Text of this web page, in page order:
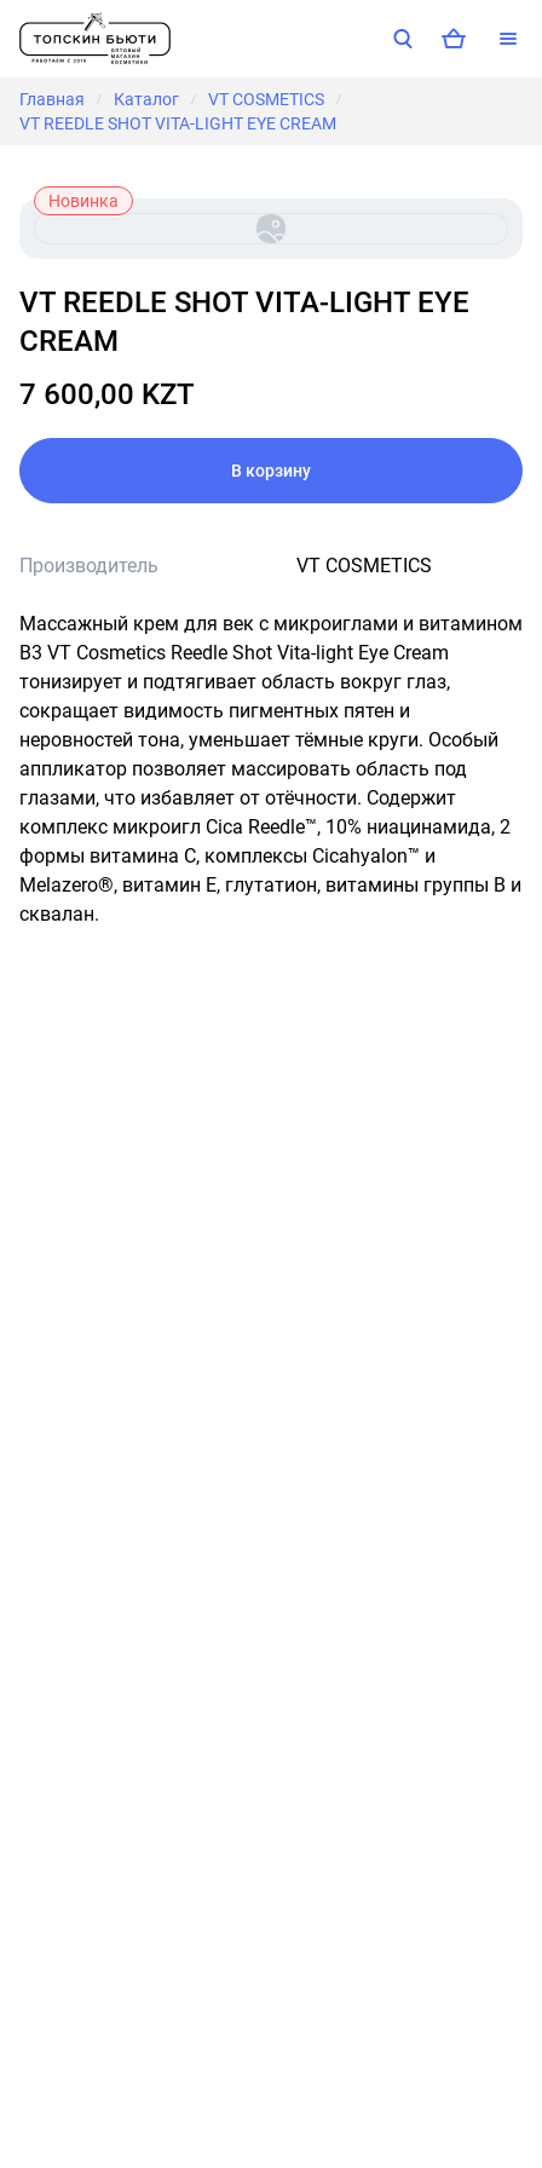
Главная / Каталог / VT COSMETICS /
VT REEDLE SHOT VITA-LIGHT EYE CREAM
Новинка
VT REEDLE SHOT VITA-LIGHT EYE
CREAM
7 600,00 KZT
В корзину
Производитель VT COSMETICS
Массажный крем для век с микроиглами и витамином
B3 VT Cosmetics Reedle Shot Vita-light Eye Cream
тонизирует и подтягивает область вокруг глаз,
сокращает видимость пигментных пятен и
неровностей тона, уменьшает тёмные круги. Особый
аппликатор позволяет массировать область под
глазами, что избавляет от отёчности. Содержит
комплекс микроигл Cica Reedle™, 10% ниацинамида, 2
формы витамина C, комплексы Cicahyalon™ и
Melazero®, витамин E, глутатион, витамины группы B и
сквалан.